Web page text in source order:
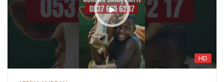
HD